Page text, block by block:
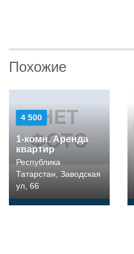
Похожие
4 500
1-комн. Аренда
квартир
Республика
Татарстан, Заводская
ул, 66